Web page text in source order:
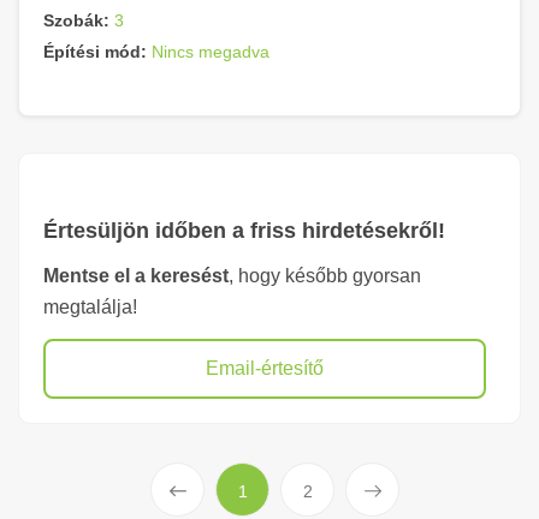
Szobák: 3
Építési mód: Nincs megadva
Értesüljön időben a friss hirdetésekről!
Mentse el a keresést, hogy később gyorsan
megtalálja!
Email-értesítő
Előző 1 2 Következő